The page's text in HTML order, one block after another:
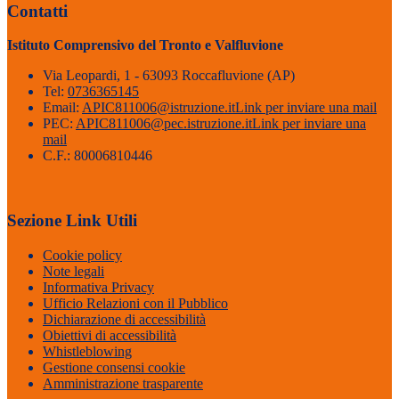
Contatti
Istituto Comprensivo del Tronto e Valfluvione
Via Leopardi, 1 - 63093 Roccafluvione (AP)
Tel: 0736365145
Email: APIC811006@istruzione.itLink per inviare una mail
PEC: APIC811006@pec.istruzione.itLink per inviare una
mail
C.F.: 80006810446
Sezione Link Utili
Cookie policy
Note legali
Informativa Privacy
Ufficio Relazioni con il Pubblico
Dichiarazione di accessibilità
Obiettivi di accessibilità
Whistleblowing
Gestione consensi cookie
Amministrazione trasparente